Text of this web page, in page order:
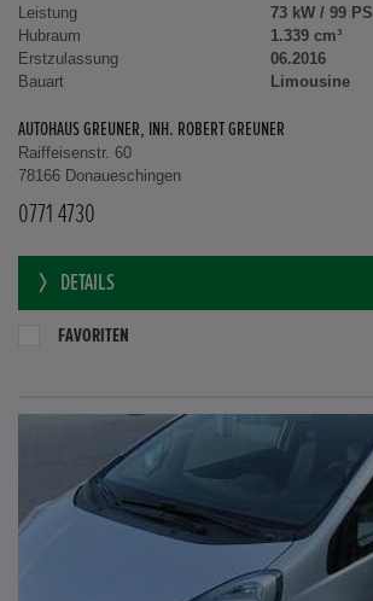
Leistung
73 kW / 99 PS
Hubraum
1.339 cm³
Erstzulassung
06.2016
Bauart
Limousine
AUTOHAUS GREUNER, INH. ROBERT GREUNER
Raiffeisenstr. 60
78166 Donaueschingen
0771 4730
DETAILS
FAVORITEN